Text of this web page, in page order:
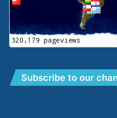
Subscribe to our